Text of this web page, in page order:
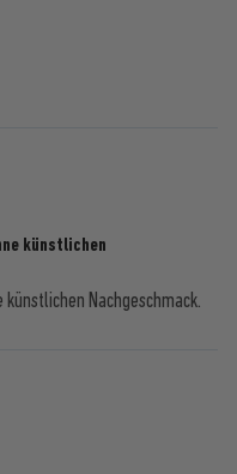
künstlichen
Nachgeschmack.